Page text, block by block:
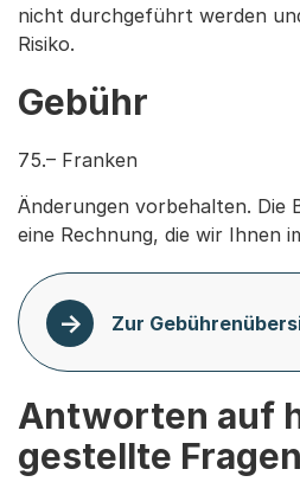
nicht durchgeführt werden
Risiko.
Gebühr
75.– Franken
Änderungen vorbehalten. Die
eine Rechnung, die wir Ihnen
Zur
Antworten auf
gestellte Fragen